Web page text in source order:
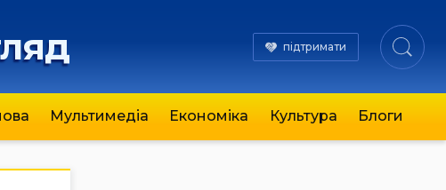
підтримати
Мультимедіа Економіка Культура Блоги